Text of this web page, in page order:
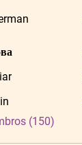
(150)